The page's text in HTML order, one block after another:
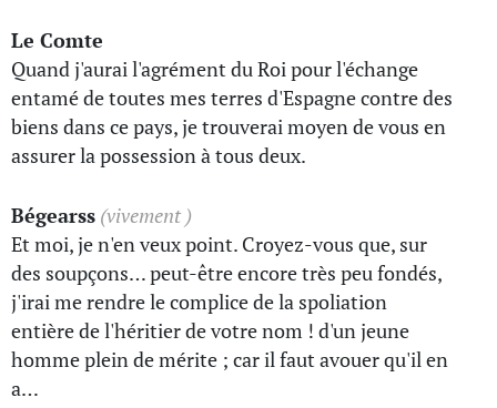
Le Comte
Quand j'aurai l'agrément du Roi pour l'échange
entamé de toutes mes terres d'Espagne contre des
biens dans ce pays, je trouverai moyen de vous en
assurer la possession à tous deux.
Bégearss (vivement )
Et moi, je n'en veux point. Croyez-vous que, sur
des soupçons… peut-être encore très peu fondés,
j'irai me rendre le complice de la spoliation
entière de l'héritier de votre nom ! d'un jeune
homme plein de mérite ; car il faut avouer qu'il en
a…